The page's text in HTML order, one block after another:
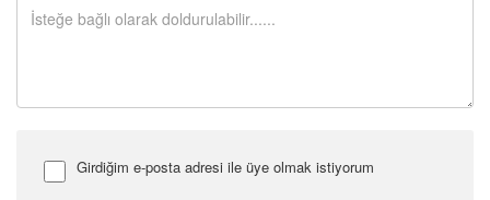
Girdiğim e-posta adresi ile üye olmak istiyorum